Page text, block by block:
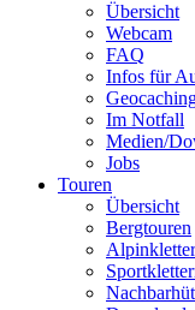
Übersicht
Webcam
FAQ
Infos für
Im Notfall
Medien/
Jobs
Touren
Übersicht
Bergtouren